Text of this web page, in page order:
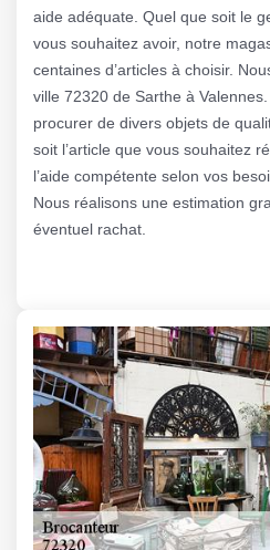
aide adéquate. Quel que soit le
vous souhaitez avoir, notre
centaines d’articles à choisir.
ville 72320 de Sarthe à
procurer de divers objets de
soit l’article que vous souhaitez
l’aide compétente selon vos
Nous réalisons une estimation
éventuel rachat.